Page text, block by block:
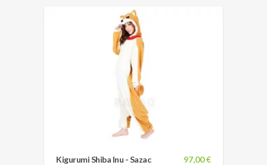
97,00 €
Kigurumi Shiba Inu - Sazac